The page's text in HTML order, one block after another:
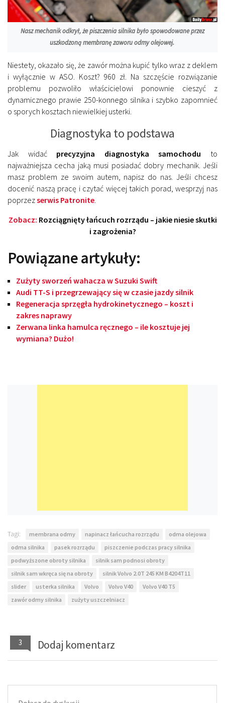
Nasz mechanik odkrył, że piszczenia silnika było spowodowane przez
uszkodzoną membranę zaworu odmy olejowej.
Niestety, okazało się, że zawór można kupić tylko wraz z deklem
i wyłącznie w ASO. Koszt? 960 zł. Na szczęście rozwiązanie
problemu pozwoliło właścicielowi ponownie cieszyć z
dynamicznego prawie 250-konnego silnika i szybko zapomnieć
o sporych kosztach niewielkiej usterki.
Diagnostyka to podstawa
Jak widać precyzyjna diagnostyka samochodu to
najważniejsza cecha jaką musi posiadać dobry mechanik. Jeśli
masz problem ze swoim autem, napisz do nas. Jeśli chcesz
docenić naszą pracę i czytać więcej takich porad, wesprzyj nas
poprzezserwis Patronite
Zobacz: Rozciągnięty łańcuch rozrządu – jakie niesie skutki
i zagrożenia?
Powiązane artykuły:
Zużyty sworzeń wahacza w Suzuki Swift
Audi TT-S i przegrzewający się w czasie jazdy silnik
Regeneracja sprzęgła hydrokinetycznego – koszt i
zakres naprawy
Zerwana linka hamulca ręcznego – ile kosztuje jej
wymiana? Dużo!
Tagi: membrana odmy napinacz łańcucha rozrządu
odma olejowa
odma silnika
pasek rozrządu
piszczenie podczas pracy silnika
podwyższone obroty silnika
silnik sam podnosi obroty
silnik sam wkręca się na obroty
silnik Volvo 2.0T 245 KM B4204T11
slider
usterka silnika Volvo Volvo V40
Volvo V40 T5
zawór odmy silnika
zużyty uszczelniacz
3 Dodaj komentarz